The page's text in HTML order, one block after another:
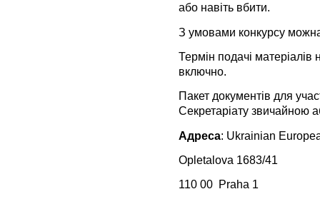
або навіть вбити.
З умовами конкурсу
Термін подачі
включно.
Пакет документів для
Секретаріату звичайною
Адреса: Ukrainian
Opletalova 1683/41
110 00 Praha 1